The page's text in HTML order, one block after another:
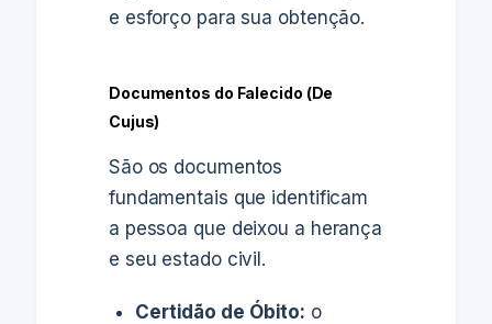
e esforço para sua obtenção.
Documentos do Falecido (De
Cujus)
São os documentos
fundamentais que identificam
a pessoa que deixou a herança
e seu estado civil.
Certidão de Óbito: o